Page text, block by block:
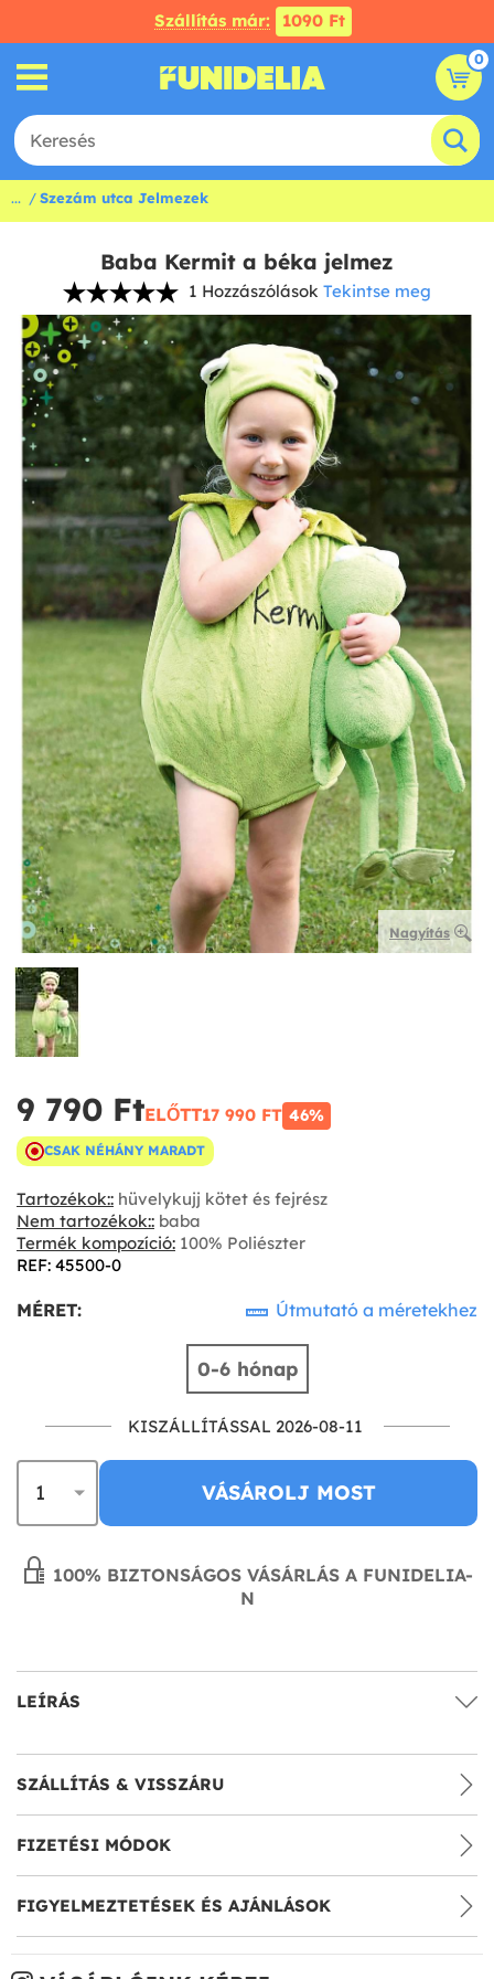
Szállítás már: 1090 Ft
0
... Szezám utca Jelmezek
Baba Kermit a béka jelmez
1 Hozzászólások Tekintse meg
Nagyítás
9 790 Ft‎ELŐTT17 990 FT‎ 46%
CSAK NÉHÁNY MARADT
Tartozékok:: hüvelykujj kötet és fejrész
Nem tartozékok:: baba
Termék kompozíció: 100% Poliészter
REF: 45500-0
MÉRET: Útmutató a méretekhez
0-6 hónap
KISZÁLLÍTÁSSAL 2026-08-11
VÁSÁROLJ MOST
100% BIZTONSÁGOS VÁSÁRLÁS A FUNIDELIA-
N
LEÍRÁS
SZÁLLÍTÁS & VISSZÁRU
FIZETÉSI MÓDOK
FIGYELMEZTETÉSEK ÉS AJÁNLÁSOK